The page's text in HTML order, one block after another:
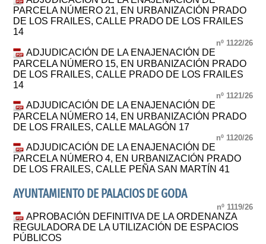
PARCELA NÚMERO 21, EN URBANIZACIÓN PRADO
DE LOS FRAILES, CALLE PRADO DE LOS FRAILES
14
nº 1122/26
ADJUDICACIÓN DE LA ENAJENACIÓN DE
PARCELA NÚMERO 15, EN URBANIZACIÓN PRADO
DE LOS FRAILES, CALLE PRADO DE LOS FRAILES
14
nº 1121/26
ADJUDICACIÓN DE LA ENAJENACIÓN DE
PARCELA NÚMERO 14, EN URBANIZACIÓN PRADO
DE LOS FRAILES, CALLE MALAGÓN 17
nº 1120/26
ADJUDICACIÓN DE LA ENAJENACIÓN DE
PARCELA NÚMERO 4, EN URBANIZACIÓN PRADO
DE LOS FRAILES, CALLE PEÑA SAN MARTÍN 41
AYUNTAMIENTO DE PALACIOS DE GODA
nº 1119/26
APROBACIÓN DEFINITIVA DE LA ORDENANZA
REGULADORA DE LA UTILIZACIÓN DE ESPACIOS
PÚBLICOS